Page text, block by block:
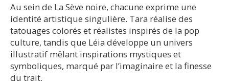
Au sein de La Sève noire, chacune exprime une
identité artistique singulière. Tara réalise des
tatouages colorés et réalistes inspirés de la pop
culture, tandis que Léia développe un univers
illustratif mêlant inspirations mystiques et
symboliques, marqué par l’imaginaire et la finesse
du trait.